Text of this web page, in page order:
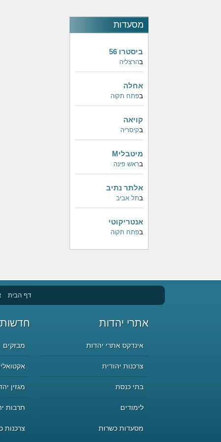
מסעדות
ביסטרו 56
בהרצליה
אחלה
בפתח תקוה
קויאה
בקיסריה
מיטבליM
בראש פינה
אלתר נתיב
בתל אביב
אנטריקוטי
בפתח תקוה
דף הבית
אתרי יהדות
אינדקס אתרי יהדות
צרכנות יהודית
בתי כנסת
לימודים
מסעדות כשרות
מבזקים
מגזין
תרבות
צרכנות